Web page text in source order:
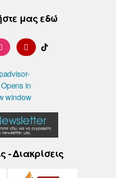
μας εδώ
- Διακρίσεις